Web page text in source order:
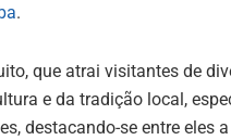
.
que atrai visitantes de
e da tradição local,
destacando-se entre eles